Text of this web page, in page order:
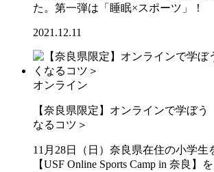
た。第一弾は「睡眠×スポーツ」！
2021.12.11
オンライン
【奈良県限定】オンラインで学ぼう
なるコツ＞
11月28日（日）奈良県在住の小学生
【USF Online Sports Camp in 奈良】